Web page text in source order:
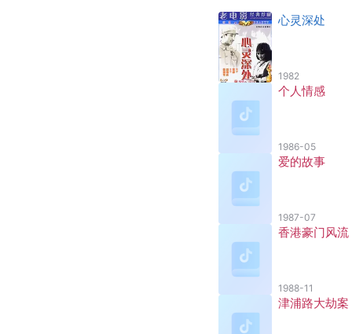
心灵深处
1982
个人情感
1986-05
爱的故事
1987-07
香港豪门风流
1988-11
津浦路大劫案